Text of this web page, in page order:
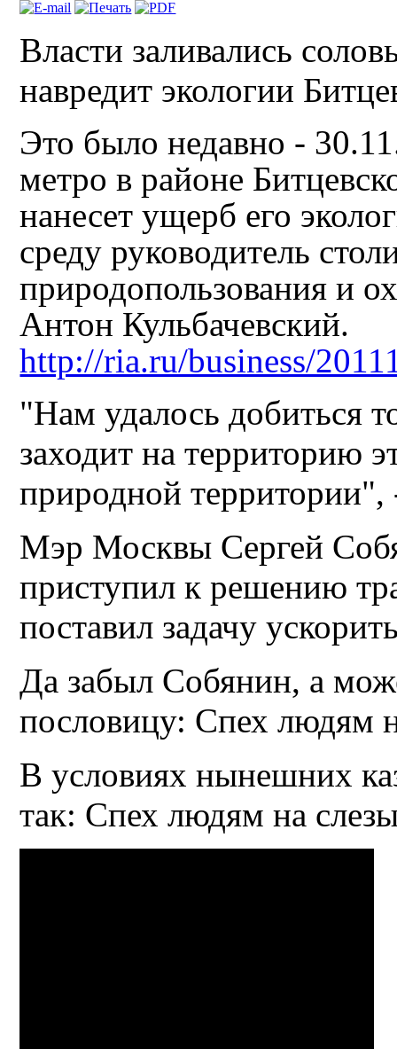
Власти заливались
навредит экологии
Это было недавно -
метро в районе
нанесет ущерб его
среду руководитель
природопользования и
Антон Кульбачевский.
http://ria.ru/business/
"Нам удалось добиться
заходит на территорию
природной территории",
Мэр Москвы Сергей
приступил к решению
поставил задачу
Да забыл Собянин, а
пословицу: Спех людям
В условиях нынешних
так: Спех людям на